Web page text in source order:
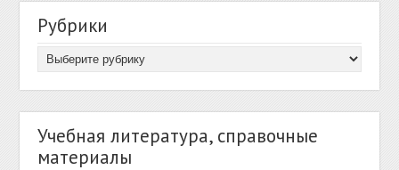
Рубрики
Учебная литература, справочные
материалы